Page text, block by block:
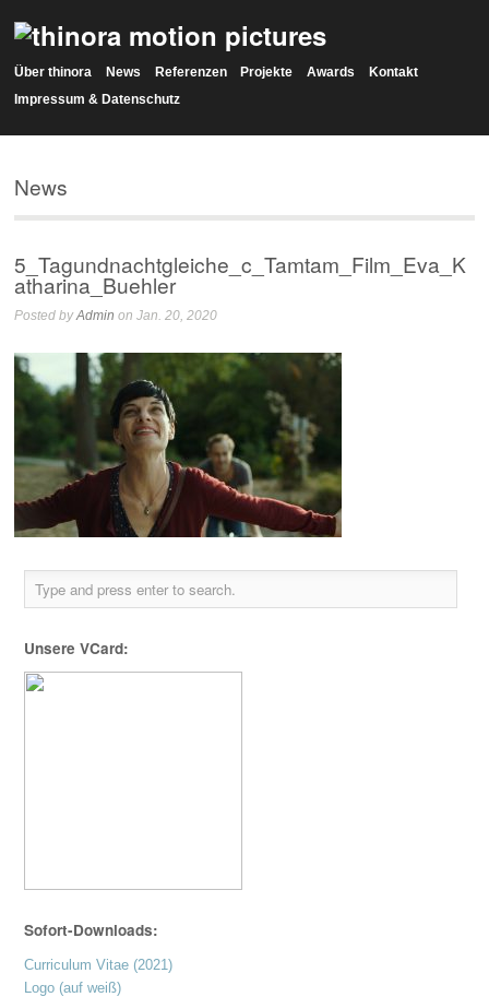
Über thinora News Referenzen Projekte Awards
Kontakt
Impressum & Datenschutz
News
5_Tagundnachtgleiche_c_Tamtam_Film_Eva_K
atharina_Buehler
Posted byAdmin on Jan. 20, 2020
Unsere VCard:
Sofort-Downloads:
Curriculum Vitae (2021)
Logo (auf weiß)